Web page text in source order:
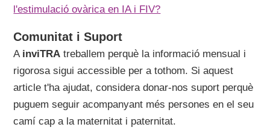
l'estimulació ovàrica en IA i FIV?
Comunitat i Suport
A inviTRA treballem perquè la informació mensual i
rigorosa sigui accessible per a tothom. Si aquest
article t'ha ajudat, considera donar-nos suport perquè
puguem seguir acompanyant més persones en el seu
camí cap a la maternitat i paternitat.